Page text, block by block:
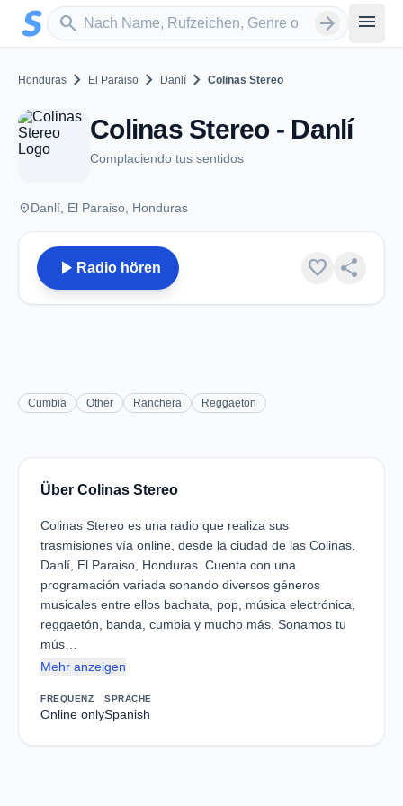
Zum Hauptinhalt springen
search
Sender suchen arrow_forward menu
Honduras chevron_right El Paraiso chevron_right Danlí chevron_right Colinas Stereo
Colinas Stereo - Danlí
Complaciendo tus sentidos
placeDanlí, El Paraiso, Honduras
play_arrow Radio hören favorite share
Cumbia Other Ranchera Reggaeton
Über Colinas Stereo
Colinas Stereo es una radio que realiza sus
trasmisiones vía online, desde la ciudad de las Colinas,
Danlí, El Paraiso, Honduras. Cuenta con una
programación variada sonando diversos géneros
musicales entre ellos bachata, pop, música electrónica,
reggaetón, banda, cumbia y mucho más. Sonamos tu
mús…
Mehr anzeigen
FREQUENZ
Online only
SPRACHE
Spanish